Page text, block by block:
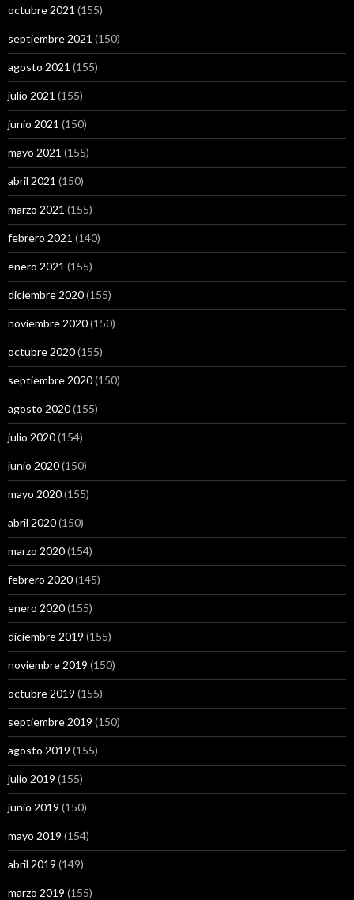
octubre 2021 (155)
septiembre 2021 (150)
agosto 2021 (155)
julio 2021 (155)
junio 2021 (150)
mayo 2021 (155)
abril 2021 (150)
marzo 2021 (155)
febrero 2021 (140)
enero 2021 (155)
diciembre 2020(155)
noviembre 2020(150)
octubre 2020(155)
septiembre 2020(150)
agosto 2020(155)
julio 2020(154)
junio 2020(150)
mayo 2020(155)
abril 2020(150)
marzo 2020(154)
febrero 2020(145)
enero 2020(155)
diciembre 2019 (155)
noviembre 2019 (150)
octubre 2019 (155)
septiembre 2019 (150)
agosto 2019 (155)
julio 2019 (155)
junio 2019 (150)
mayo 2019 (154)
abril 2019 (149)
marzo 2019 (155)